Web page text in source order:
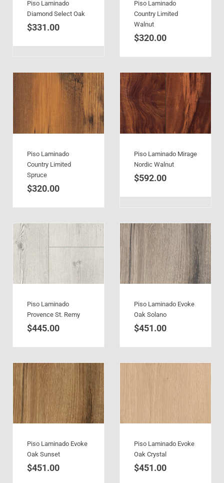
Piso Laminado
Diamond Select Oak
$331.00
Piso Laminado
Country Limited
Walnut
$320.00
Piso Laminado
Country Limited
Spruce
$320.00
Piso Laminado Mirage
Nordic Walnut
$592.00
Piso Laminado
Provence St. Remy
$445.00
Piso Laminado Evoke
Oak Solano
$451.00
Piso Laminado Evoke
Oak Sunset
$451.00
Piso Laminado Evoke
Oak Crystal
$451.00